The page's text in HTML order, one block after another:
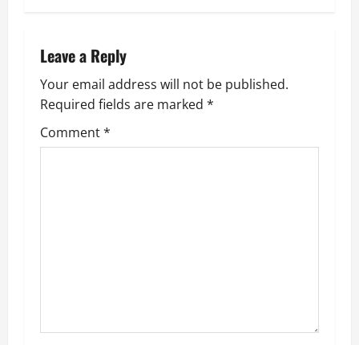
g
a
t
i
Leave a Reply
Your email address will not be published.
Required fields are marked *
Comment*